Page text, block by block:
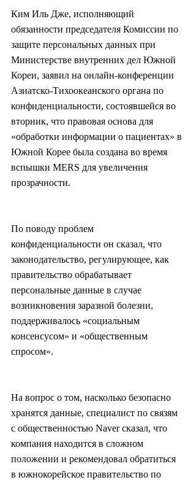
Ким Иль Дже, исполняющий
обязанности председателя Комиссии по
защите персональных данных при
Министерстве внутренних дел Южной
Кореи, заявил на онлайн-конференции
Азиатско-Тихоокеанского органа по
конфиденциальности, состоявшейся во
вторник, что правовая основа для
«обработки информации о пациентах» в
Южной Корее была создана во время
вспышки MERS для увеличения
прозрачности.
По поводу проблем
конфиденциальности он сказал, что
законодательство, регулирующее, как
правительство обрабатывает
персональные данные в случае
возникновения заразной болезни,
поддерживалось «социальным
консенсусом» и «общественным
спросом».
На вопрос о том, насколько безопасно
хранятся данные, специалист по связям
с общественностью Naver сказал, что
компания находится в сложном
положении и рекомендовал обратиться
в южнокорейское правительство по